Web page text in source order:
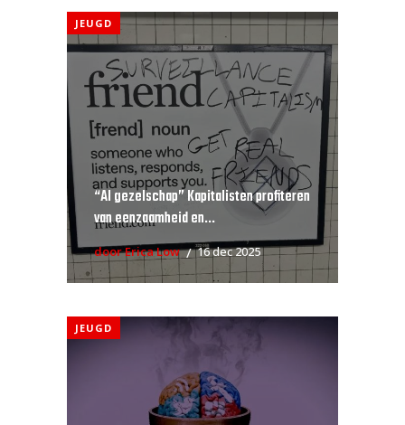
JEUGD
“AI gezelschap” Kapitalisten profiteren
van eenzaamheid en...
door Erica Low 16 dec 2025
JEUGD